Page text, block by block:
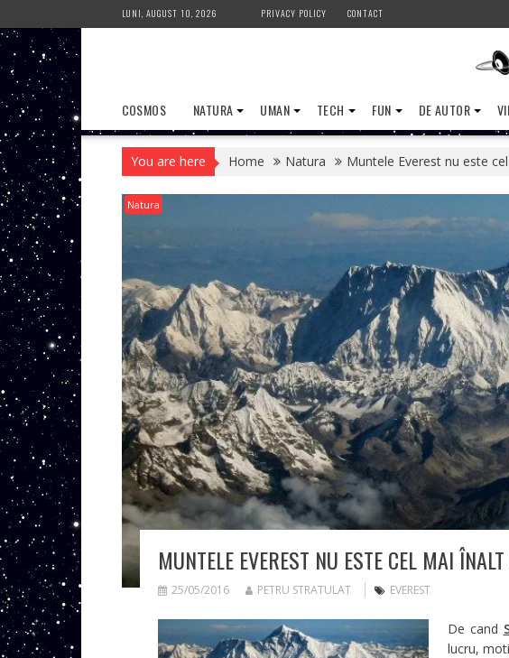
to
content
LUNI, AUGUST 10, 2026 PRIVACY POLICY CONTACT
COSMOS NATURA UMAN TECH FUN DE AUTOR
You are here Home Natura Muntele Everest nu este
Natura
MUNTELE EVEREST NU ESTE CEL MAI
25/05/2016 PETRU STRATULAT EVEREST
De cand
lucru,